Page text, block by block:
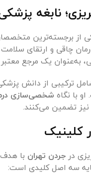
نابغه
از برجسته‌ترین
چاقی و ارتقای سلامت
یک مرجع معتبر
ترکیبی از دانش
با نگاه شخصی‌سازی
نیز تضمین می‌کنند.
کلینیک
در جردن تهران با
سه اصل کلیدی است: